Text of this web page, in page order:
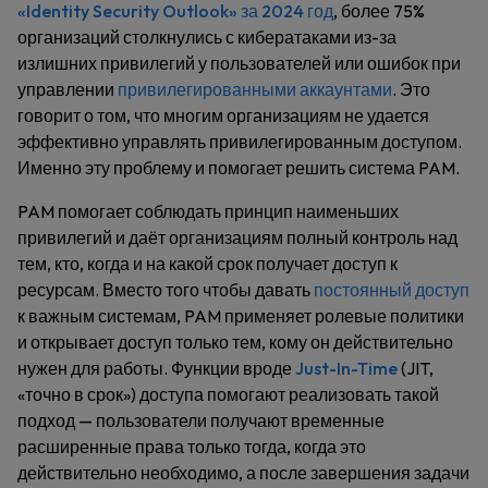
«Identity Security Outlook» за 2024 год, более 75%
организаций столкнулись с кибератаками из-за
излишних привилегий у пользователей или ошибок при
управлении привилегированными аккаунтами. Это
говорит о том, что многим организациям не удается
эффективно управлять привилегированным доступом.
Именно эту проблему и помогает решить система PAM.
PAM помогает соблюдать принцип наименьших
привилегий и даёт организациям полный контроль над
тем, кто, когда и на какой срок получает доступ к
ресурсам. Вместо того чтобы давать постоянный доступ
к важным системам, PAM применяет ролевые политики
и открывает доступ только тем, кому он действительно
нужен для работы. Функции вроде Just-In-Time(JIT,
«точно в срок») доступа помогают реализовать такой
подход — пользователи получают временные
расширенные права только тогда, когда это
действительно необходимо, а после завершения задачи